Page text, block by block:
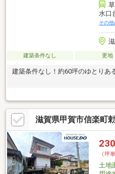
水口
その他
建築条件なし 更地
建築条件なし！約60坪のゆとりあ
滋賀県甲賀市信楽町
230
（坪
土地